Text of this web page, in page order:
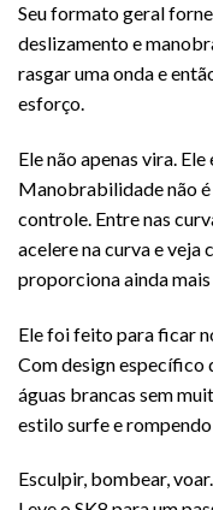
Seu formato geral
deslizamento e
rasgar uma onda e
esforço.
Ele não apenas vira. Ele
Manobrabilidade não
controle. Entre nas
acelere na curva e veja
proporciona ainda
Ele foi feito para ficar
Com design específico
águas brancas sem
estilo surfe e
Esculpir, bombear, voar.